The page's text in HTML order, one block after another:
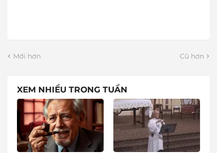
Mới hơn Cũ hơn
XEM NHIỀU TRONG TUẦN